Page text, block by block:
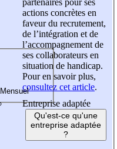
actions concrètes en
faveur du recrutement,
de l’intégration et de
l’accompagnement de
ses collaborateurs en
situation de handicap.
Pour en savoir plus,
consultez cet article.
Entreprise adaptée
Qu'est-ce qu'une
entreprise adaptée
?